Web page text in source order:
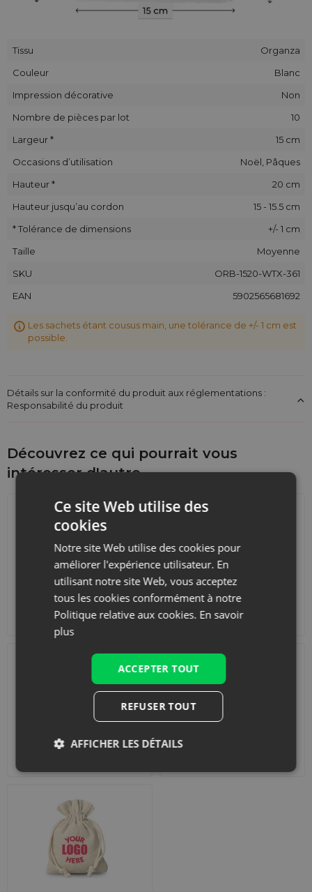
Tissu
Organza
Couleur
Blanc
Impression décorative
Non
Nombre de pièces par lot
10
Largeur *
15 cm
Occasions d’utilisation
Noël, Pâques
Hauteur *
20 cm
Hauteur jusqu’au cordon
15 - 15.5 cm
* Tolérance de dimensions
+/- 1 cm
Taille
Moyenne
SKU
ORB-1520-WTX-361
EAN
5902565681692
Les sachets étant cousus main, une tolérance de +/- 1 cm est
possible.
Détails sur la conformité du produit aux réglementations :
Responsabilité du produit
Découvrez ce qui pourrait vous
intéresser d'autre
Calendriers de l'Avent
Sacs de courses avec
lanières
Accessoires et
Ce site Web utilise des
cookies
Notre site Web utilise des cookies pour
améliorer l'expérience utilisateur. En
utilisant notre site Web, vous acceptez
tous les cookies conformément à notre
Politique relative aux cookies. En savoir
plus
ACCEPTER TOUT
REFUSER TOUT
AFFICHER LES DÉTAILS